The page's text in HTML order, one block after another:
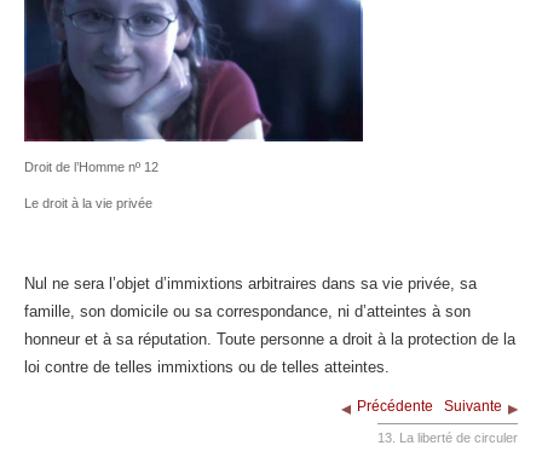
Droit de l’Homme nº 12
Le droit à la vie privée
Nul ne sera l’objet d’immixtions arbitraires dans sa vie privée, sa
famille, son domicile ou sa correspondance, ni d’atteintes à son
honneur et à sa réputation. Toute personne a droit à la protection de la
loi contre de telles immixtions ou de telles atteintes.
Précédente Suivante
13. La liberté de circuler